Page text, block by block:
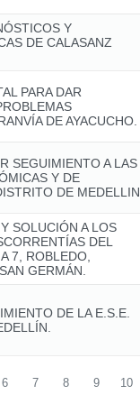
Y
DE CALASANZ
PARA DAR
DE AYACUCHO.
SEGUIMIENTO A LAS
Y DE
DE MEDELLIN.
SOLUCIÓN A LOS
DEL
7, ROBLEDO,
GERMÁN.
DE LA E.S.E.
6 7 8 9 10